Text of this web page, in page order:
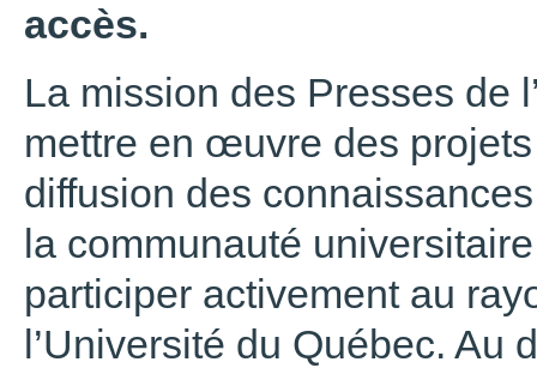
accès.
La mission des Presses de
mettre en œuvre des
diffusion des
la communauté
participer activement au
l’Université du Québec. Au